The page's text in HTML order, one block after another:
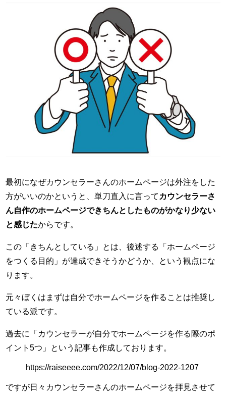
最初になぜカウンセラーさんのホームページは外注をした
方がいいのかというと、単刀直入に言って カウンセラーさ
ん自作のホームページできちんとしたものがかなり少ない
と感じたからです。
この「きちんとしている」とは、後述する「ホームページ
をつくる目的」が達成できそうかどうか、という観点にな
ります。
元々ぼくはまずは自分でホームページを作ることは推奨し
ている派です。
過去に「カウンセラーが自分でホームページを作る際のポ
イント5つ」という記事も作成しております。
https://raiseeee.com/2022/12/07/blog-2022-1207
ですが日々カウンセラーさんのホームページを拝見させて